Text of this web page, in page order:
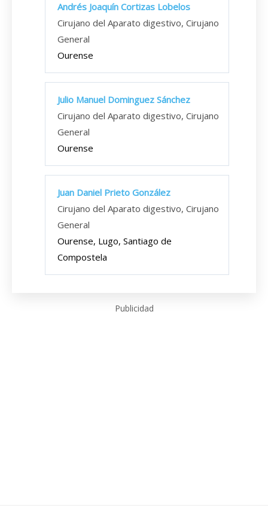
Andrés Joaquín Cortizas Lobelos
Cirujano del Aparato digestivo, Cirujano
General
Ourense
Julio Manuel Dominguez Sánchez
Cirujano del Aparato digestivo, Cirujano
General
Ourense
Juan Daniel Prieto González
Cirujano del Aparato digestivo, Cirujano
General
Ourense, Lugo, Santiago de
Compostela
Publicidad